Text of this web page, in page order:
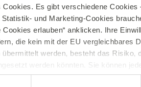
Es gibt verschiedene Cookies
und Marketing-Cookies
erlauben“ anklicken. Ihre
die kein mit der EU vergleichbares
werden, besteht das Risiko,
werden könnten. Sie können
deaktivieren. Ausführliche
neuen Alnatura Rezepte